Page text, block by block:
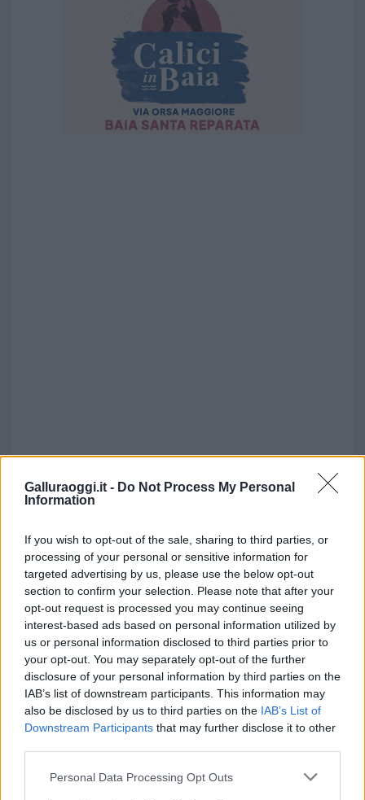
Galluraoggi.it - Do Not Process My Personal
Information
If you wish to opt-out of the sale, sharing to third parties, or
processing of your personal or sensitive information for
targeted advertising by us, please use the below opt-out
section to confirm your selection. Please note that after your
opt-out request is processed you may continue seeing
interest-based ads based on personal information utilized by
us or personal information disclosed to third parties prior to
your opt-out. You may separately opt-out of the further
disclosure of your personal information by third parties on the
IAB’s list of downstream participants. This information may
also be disclosed by us to third parties on the IAB’s List of
Downstream Participants that may further disclose it to other
Please note that this website/app uses one or more Google
Personal Data Processing Opt Outs